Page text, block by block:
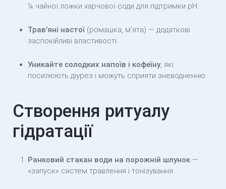
¼ чайної ложки харчової соди для підтримки pH.
Трав’яні настої (ромашка, м’ята) — додаткові
заспокійливі властивості.
Уникайте солодких напоїв і кофеїну, які
посилюють діурез і можуть сприяти зневодненню.
Створення ритуалу
гідратації
Ранковий стакан води на порожній шлунок —
«запуск» систем травлення і тонізування.